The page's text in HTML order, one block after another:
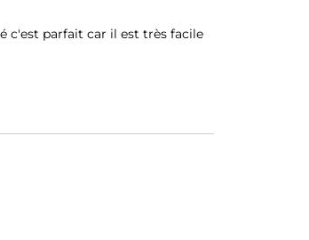
c'est parfait car il est très facile